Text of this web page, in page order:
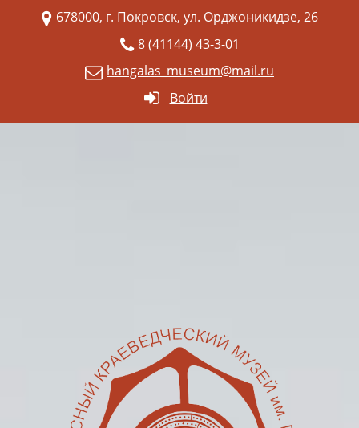
678000, г. Покровск, ул. Орджоникидзе, 26
8 (41144) 43-3-01
hangalas_museum@mail.ru
Войти